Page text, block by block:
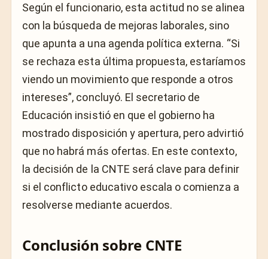
Según el funcionario, esta actitud no se alinea
con la búsqueda de mejoras laborales, sino
que apunta a una agenda política externa. “Si
se rechaza esta última propuesta, estaríamos
viendo un movimiento que responde a otros
intereses”, concluyó. El secretario de
Educación insistió en que el gobierno ha
mostrado disposición y apertura, pero advirtió
que no habrá más ofertas. En este contexto,
la decisión de la CNTE será clave para definir
si el conflicto educativo escala o comienza a
resolverse mediante acuerdos.
Conclusión sobre CNTE